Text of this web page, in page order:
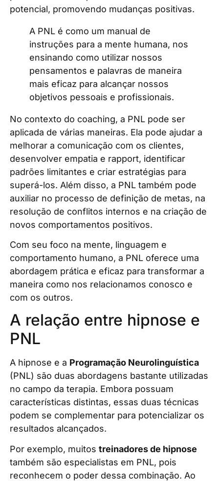
potencial, promovendo mudanças positivas.
A PNL é como um manual de
instruções para a mente humana, nos
ensinando como utilizar nossos
pensamentos e palavras de maneira
mais eficaz para alcançar nossos
objetivos pessoais e profissionais.
No contexto do coaching, a PNL pode ser
aplicada de várias maneiras. Ela pode ajudar a
melhorar a comunicação com os clientes,
desenvolver empatia e rapport, identificar
padrões limitantes e criar estratégias para
superá-los. Além disso, a PNL também pode
auxiliar no processo de definição de metas, na
resolução de conflitos internos e na criação de
novos comportamentos positivos.
Com seu foco na mente, linguagem e
comportamento humano, a PNL oferece uma
abordagem prática e eficaz para transformar a
maneira como nos relacionamos conosco e
com os outros.
A relação entre hipnose e
PNL
A hipnose e a Programação Neurolinguística
(PNL) são duas abordagens bastante utilizadas
no campo da terapia. Embora possuam
características distintas, essas duas técnicas
podem se complementar para potencializar os
resultados alcançados.
Por exemplo, muitos treinadores de hipnose
também são especialistas em PNL, pois
reconhecem o poder dessa combinação. Ao